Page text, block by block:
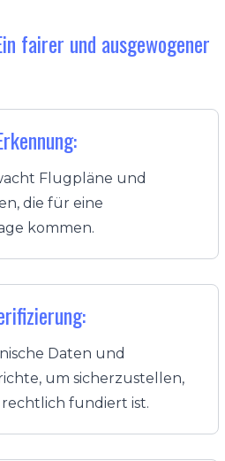
fairer und ausgewogener
Flugpläne und
die für eine
kommen.
Daten und
um sicherzustellen,
fundiert ist.